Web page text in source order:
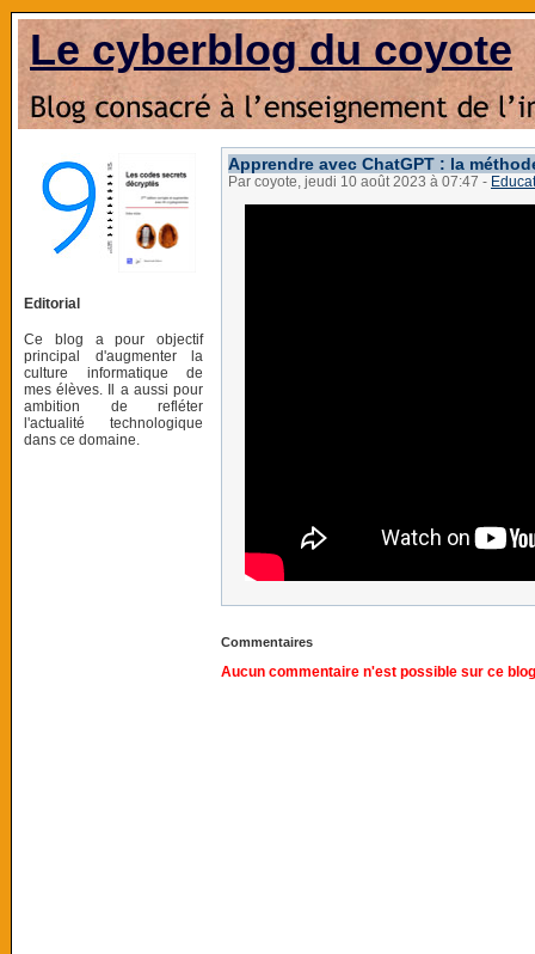
Le cyberblog du coyote
Editorial
Ce blog a pour objectif
principal d'augmenter la
culture informatique de
mes élèves. Il a aussi pour
ambition de refléter
l'actualité technologique
dans ce domaine.
Apprendre avec ChatGPT : la
Par coyote, jeudi 10 août 2023 à 07:47 -
Commentaires
Aucun commentaire n'est possible sur ce